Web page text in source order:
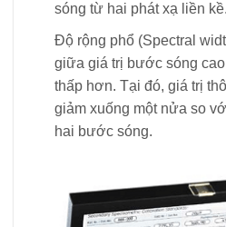
sóng từ hai phát xạ liền kề.
Độ rộng phổ (Spectral
giữa giá trị bước sóng
thấp hơn. Tại đó, giá trị
giảm xuống một nửa so
hai bước sóng.